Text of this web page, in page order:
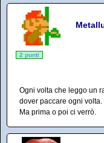
2 punti
Ogni volta che leggo un
dover paccare ogni volta.
Ma prima o poi ci verrò.